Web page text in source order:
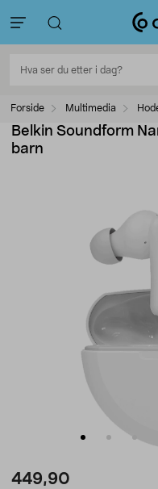
Forside Multimedia
Belkin Soundform
barn
449,90